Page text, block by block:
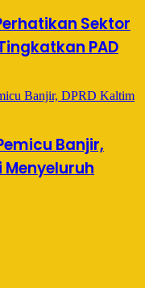
Sektor
PAD
Banjir,
Menyeluruh